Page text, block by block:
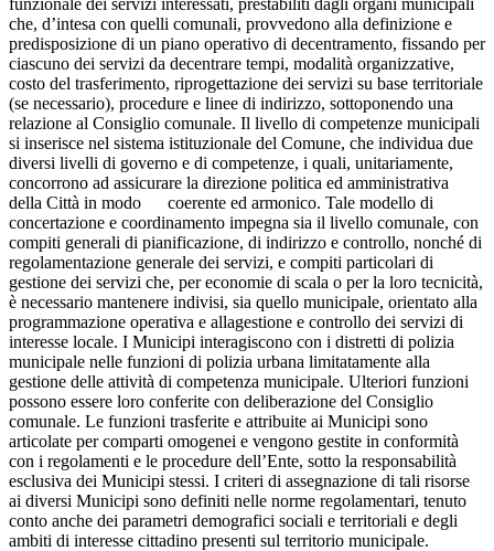
che, d’intesa con quelli comunali, provvedono alla definizione e
predisposizione di un piano operativo di decentramento, fissando per
ciascuno dei servizi da decentrare tempi, modalità organizzative,
costo del trasferimento, riprogettazione dei servizi su base territoriale
(se necessario), procedure e linee di indirizzo, sottoponendo una
relazione al Consiglio comunale. Il livello di competenze municipali
si inserisce nel sistema istituzionale del Comune, che individua due
diversi livelli di governo e di competenze, i quali, unitariamente,
concorrono ad assicurare la direzione politica ed amministrativa
della Città in modo coerente ed armonico. Tale modello di
concertazione e coordinamento impegna sia il livello comunale, con
compiti generali di pianificazione, di indirizzo e controllo, nonché di
regolamentazione generale dei servizi, e compiti particolari di
gestione dei servizi che, per economie di scala o per la loro tecnicità,
è necessario mantenere indivisi, sia quello municipale, orientato alla
programmazione operativa e allagestione e controllo dei servizi di
interesse locale. I Municipi interagiscono con i distretti di polizia
municipale nelle funzioni di polizia urbana limitatamente alla
gestione delle attività di competenza municipale. Ulteriori funzioni
possono essere loro conferite con deliberazione del Consiglio
comunale. Le funzioni trasferite e attribuite ai Municipi sono
articolate per comparti omogenei e vengono gestite in conformità
con i regolamenti e le procedure dell’Ente, sotto la responsabilità
esclusiva dei Municipi stessi. I criteri di assegnazione di tali risorse
ai diversi Municipi sono definiti nelle norme regolamentari, tenuto
conto anche dei parametri demografici sociali e territoriali e degli
ambiti di interesse cittadino presenti sul territorio municipale.